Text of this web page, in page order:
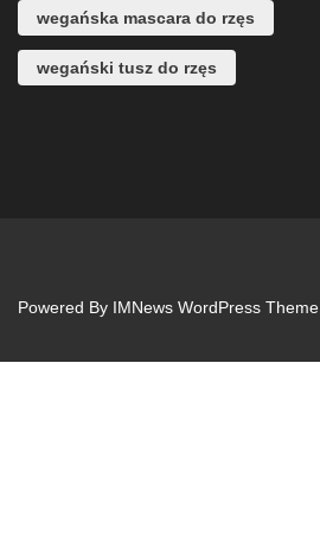
wegańska mascara do rzęs
wegański tusz do rzęs
Powered By IMNews WordPress Theme